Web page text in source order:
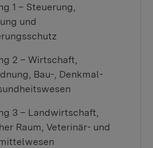
1 – Steuerung,
und
2 – Wirtschaft,
Bau-, Denkmal-
3 – Landwirtschaft,
Raum, Veterinär- und